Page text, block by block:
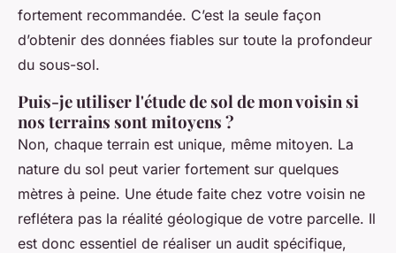
fortement recommandée. C’est la seule façon
d’obtenir des données fiables sur toute la profondeur
du sous-sol.
Puis-je utiliser l'étude de sol de mon voisin si
nos terrains sont mitoyens ?
Non, chaque terrain est unique, même mitoyen. La
nature du sol peut varier fortement sur quelques
mètres à peine. Une étude faite chez votre voisin ne
reflétera pas la réalité géologique de votre parcelle. Il
est donc essentiel de réaliser un audit spécifique,